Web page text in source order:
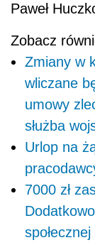
Paweł
Zobacz
Zmiany w
wliczane
umowy
służba
Urlop na
7000 zł